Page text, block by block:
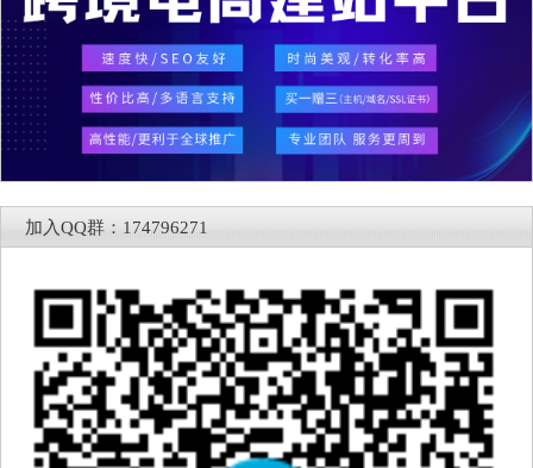
加入QQ群：174796271